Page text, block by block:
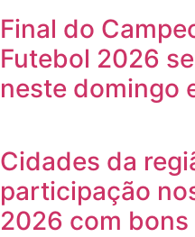
Final do
Futebol 2026
neste domingo
Cidades da
participação
2026 com